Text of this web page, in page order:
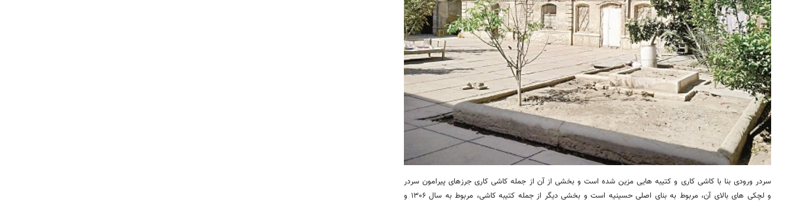
سردر ورودی بنا با کاشی کاری و کتیبه هایی مزین شده است و بخشی از آن از جمله کاشی کاری جرزهای پیرامون سردر
و لچکی های بالای آن، مربوط به بنای اصلی حسینیه است و بخشی دیگر از جمله کتیبه کاشی، مربوط به سال ۱۳۰۶ و